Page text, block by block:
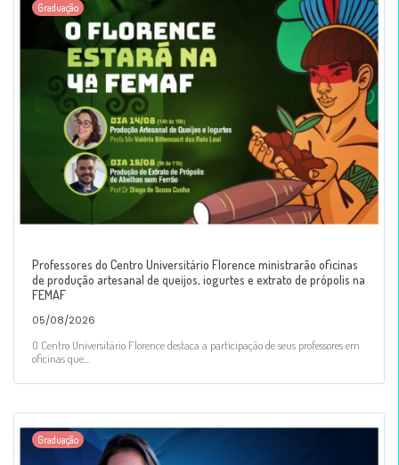
Graduação
Professores do Centro Universitário Florence ministrarão oficinas
de produção artesanal de queijos, iogurtes e extrato de própolis na
FEMAF
05/08/2026
O Centro Universitário Florence destaca a participação de seus professores em
oficinas que...
Graduação